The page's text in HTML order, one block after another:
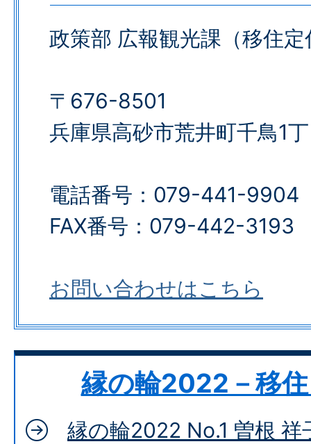
政策部 広報観光課（移住定
〒676-8501
兵庫県高砂市荒井町千鳥1
電話番号：079-441-9904
FAX番号：079-442-3193​​​​​​​
お問い合わせはこちら
縁の輪2022－移
縁の輪2022 No.1 曽根 祥